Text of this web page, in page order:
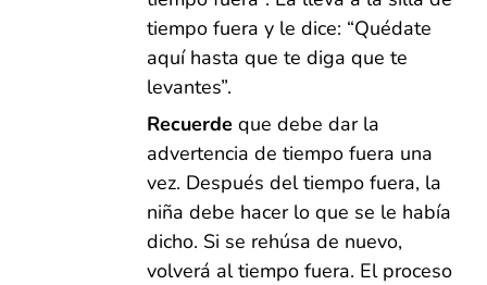
tiempo fuera y le dice: “Quédate
aquí hasta que te diga que te
levantes”.
Recuerde que debe dar la
advertencia de tiempo fuera una
vez. Después del tiempo fuera, la
niña debe hacer lo que se le había
dicho. Si se rehúsa de nuevo,
volverá al tiempo fuera. El proceso